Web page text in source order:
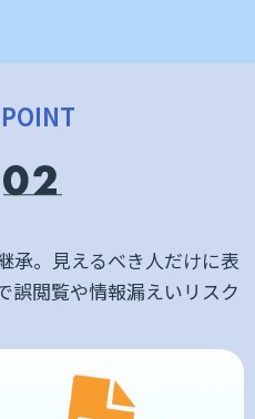
承。見えるべき人だけに表
誤閲覧や情報漏えいリスク